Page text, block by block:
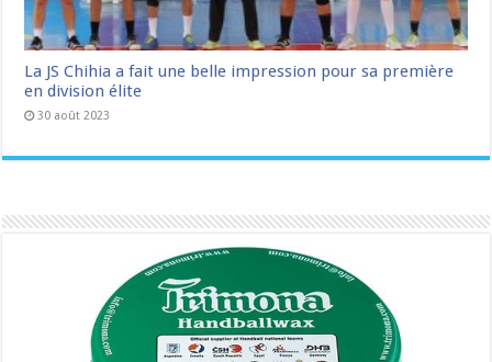
La JS Chihia a fait une belle impression pour sa première
en division élite
30 août 2023